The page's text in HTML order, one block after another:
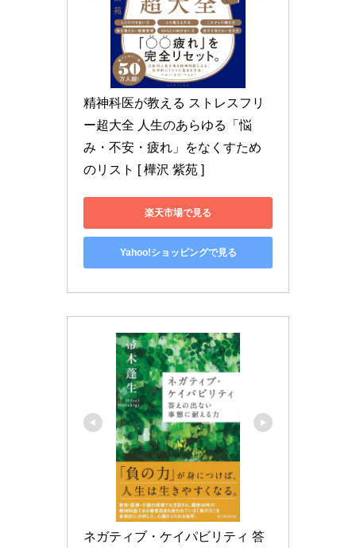
精神科医が教える ストレスフリ
ー超大全 人生のあらゆる「悩
み・不安・疲れ」をなくすため
のリスト [ 樺沢 紫苑 ]
楽天市場で見る
Yahoo!ショッピングで見る
ネガティブ・ケイパビリティ 答